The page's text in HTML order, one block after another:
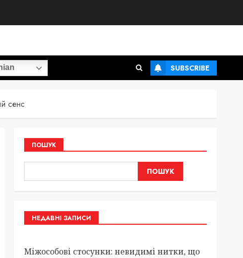
SUBSCRIBE
сенс
ПОШУК
ПОШУК
НЕДАВНІ ЗАПИСИ
Міжособові стосунки: невидимі нитки, що